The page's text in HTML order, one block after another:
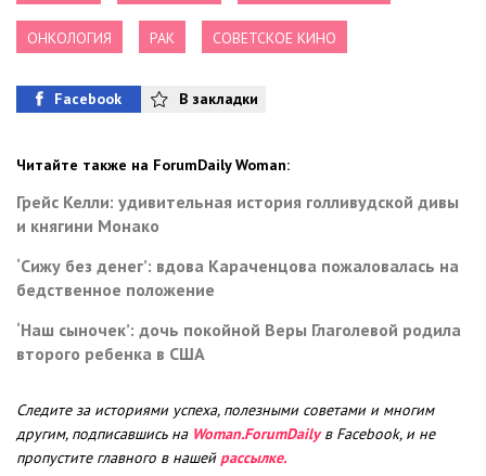
ОНКОЛОГИЯ РАК СОВЕТСКОЕ КИНО
Facebook В закладки
Читайте также на ForumDaily Woman:
Грейс Келли: удивительная история голливудской дивы
и княгини Монако
‘Сижу без денег’: вдова Караченцова пожаловалась на
бедственное положение
‘Наш сыночек’: дочь покойной Веры Глаголевой родила
второго ребенка в США
Следите за историями успеха, полезными советами и многим
другим, подписавшись на Woman.ForumDailyв Facebook, и не
пропустите главного в нашей рассылке.